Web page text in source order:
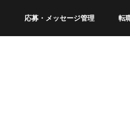
応募・メッセージ管理 転